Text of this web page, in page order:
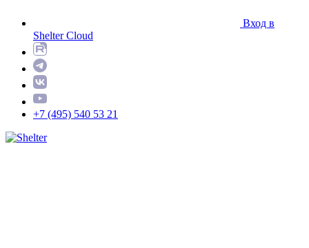
Вход в
Shelter Cloud
+7 (495) 540 53 21